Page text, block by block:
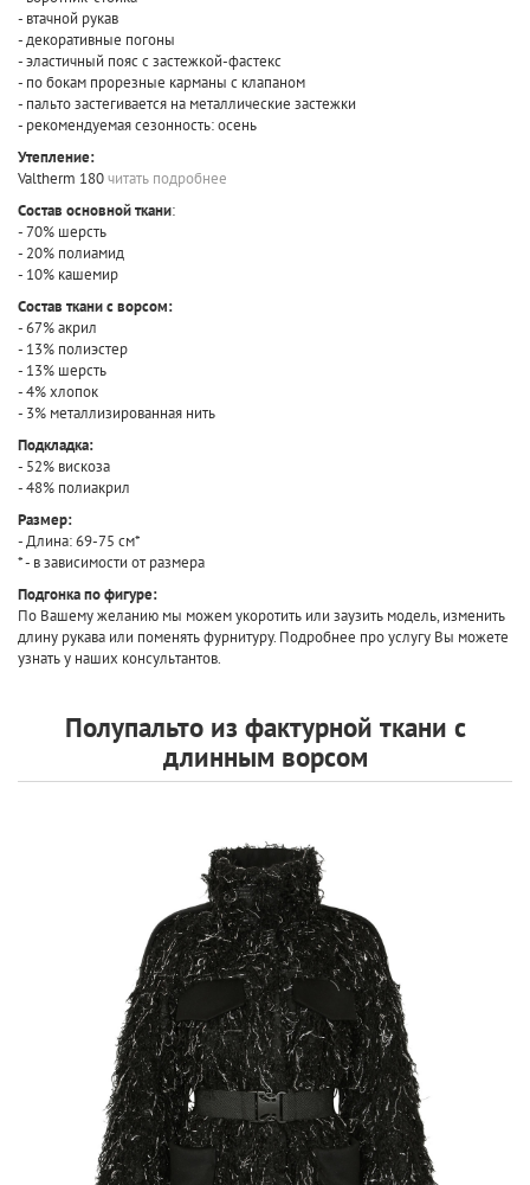
- втачной рукав
- декоративные погоны
- эластичный пояс с застежкой-фастекс
- по бокам прорезные карманы с клапаном
- пальто застегивается на металлические застежки
- рекомендуемая сезонность: осень
Утепление:
Valtherm 180читать подробнее
Состав основной ткани:
- 70% шерсть
- 20% полиамид
- 10% кашемир
Состав ткани с ворсом:
- 67% акрил
- 13% полиэстер
- 13% шерсть
- 4% хлопок
- 3% металлизированная нить
Подкладка:
- 52% вискоза
- 48% полиакрил
Размер:
- Длина: 69-75 см*
* - в зависимости от размера
Подгонка по фигуре:
По Вашему желанию мы можем укоротить или заузить модель, изменить
длину рукава или поменять фурнитуру. Подробнее про услугу Вы можете
узнать у наших консультантов.
Полупальто из фактурной ткани с
длинным ворсом